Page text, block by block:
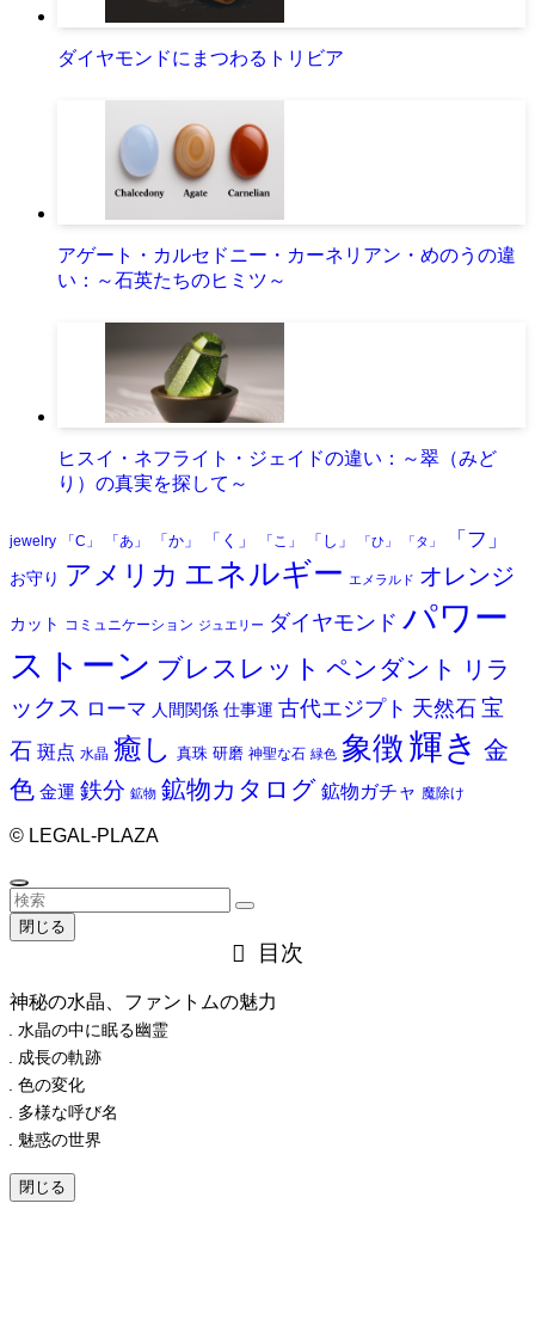
ダイヤモンドにまつわるトリビア
アゲート・カルセドニー・カーネリアン・めのうの違
い：～石英たちのヒミツ～
ヒスイ・ネフライト・ジェイドの違い：～翠（みど
り）の真実を探して～
jewelry 「C」 「あ」 「か」 「く」 「こ」 「し」 「ひ」 「タ」 「フ」
お守り アメリカ エネルギー エメラルド オレンジ
カット コミュニケーション ジュエリー ダイヤモンド パワー
ストーン ブレスレット ペンダント
リラ
ックス ローマ 人間関係 仕事運 古代エジプト 天然石 宝
石 斑点 水晶 癒し 真珠 研磨 神聖な石 緑色 象徴 輝き 金
色 金運 鉄分 鉱物 鉱物カタログ 鉱物ガチャ 魔除け
© LEGAL-PLAZA
閉じる
目次
神秘の水晶、ファントムの魅力
水晶の中に眠る幽霊
成長の軌跡
色の変化
多様な呼び名
魅惑の世界
閉じる